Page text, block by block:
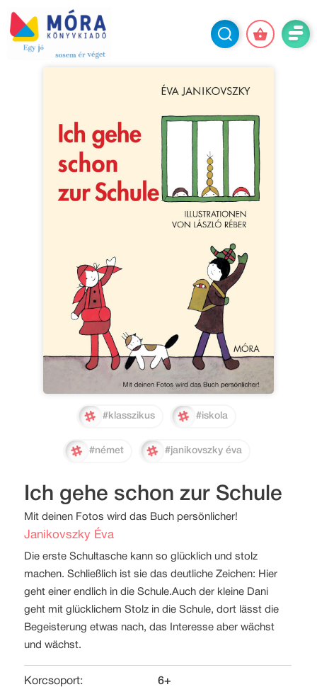
#klasszikus #iskola
#német #janikovszky éva
Ich gehe schon zur Schule
Mit deinen Fotos wird das Buch persönlicher!
Janikovszky Éva
Die erste Schultasche kann so glücklich und stolz
machen. Schließlich ist sie das deutliche Zeichen: Hier
geht einer endlich in die Schule.Auch der kleine Dani
geht mit glücklichem Stolz in die Schule, dort lässt die
Begeisterung etwas nach, das Interesse aber wächst
und wächst.
Korcsoport:
6+